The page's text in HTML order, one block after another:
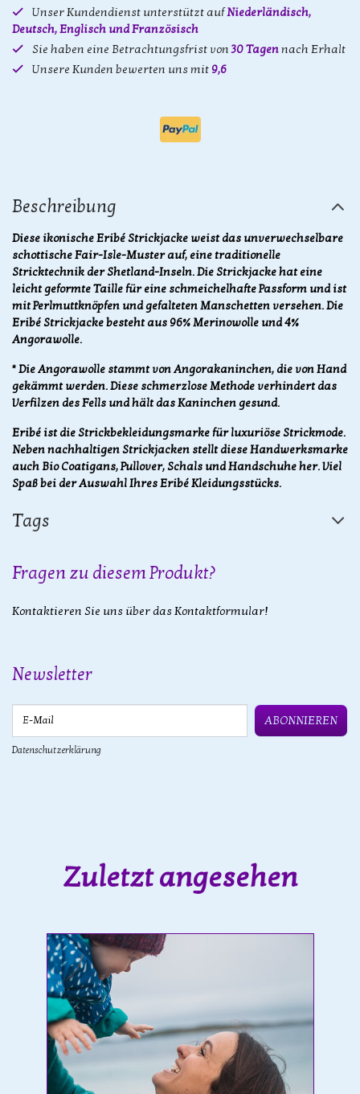
Unser Kundendienst unterstützt aufNiederländisch,
Deutsch, Englisch und Französisch
Sie haben eine Betrachtungsfrist von30 Tagennach Erhalt
Unsere Kunden bewerten uns mit 9,6
Beschreibung
Diese ikonische Eribé Strickjacke weist das unverwechselbare
schottische Fair-Isle-Muster auf, eine traditionelle
Stricktechnik der Shetland-Inseln. Die Strickjacke hat eine
leicht geformte Taille für eine schmeichelhafte Passform und ist
mit Perlmuttknöpfen und gefalteten Manschetten versehen. Die
Eribé Strickjacke besteht aus 96% Merinowolle und 4%
Angorawolle.
* Die Angorawolle stammt von Angorakaninchen, die von Hand
gekämmt werden. Diese schmerzlose Methode verhindert das
Verfilzen des Fells und hält das Kaninchen gesund.
Eribé ist die Strickbekleidungsmarke für luxuriöse Strickmode.
Neben nachhaltigen Strickjacken stellt diese Handwerksmarke
auch Bio Coatigans, Pullover, Schals und Handschuhe her. Viel
Spaß bei der Auswahl Ihres Eribé Kleidungsstücks.
Tags
Fragen zu diesem Produkt?
Kontaktieren Sie uns über das Kontaktformular!
Newsletter
ABONNIEREN
Datenschutzerklärung
Zuletzt angesehen